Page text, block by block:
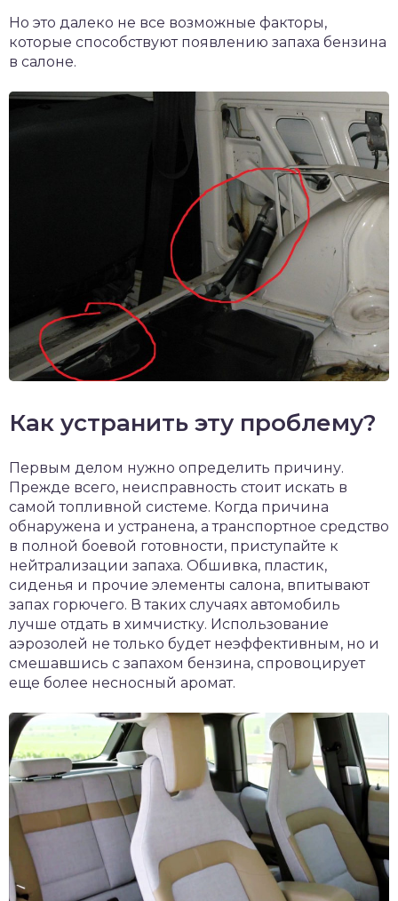
Но это далеко не все возможные факторы,
которые способствуют появлению запаха бензина
в салоне.
Как устранить эту проблему?
Первым делом нужно определить причину.
Прежде всего, неисправность стоит искать в
самой топливной системе. Когда причина
обнаружена и устранена, а транспортное средство
в полной боевой готовности, приступайте к
нейтрализации запаха. Обшивка, пластик,
сиденья и прочие элементы салона, впитывают
запах горючего. В таких случаях автомобиль
лучше отдать в химчистку. Использование
аэрозолей не только будет неэффективным, но и
смешавшись с запахом бензина, спровоцирует
еще более несносный аромат.